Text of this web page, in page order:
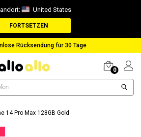
United States
FORTSETZEN
bei verlorenem Paket
0
14 Pro Max 128GB Gold